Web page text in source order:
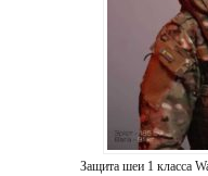
Защита шеи 1 класса